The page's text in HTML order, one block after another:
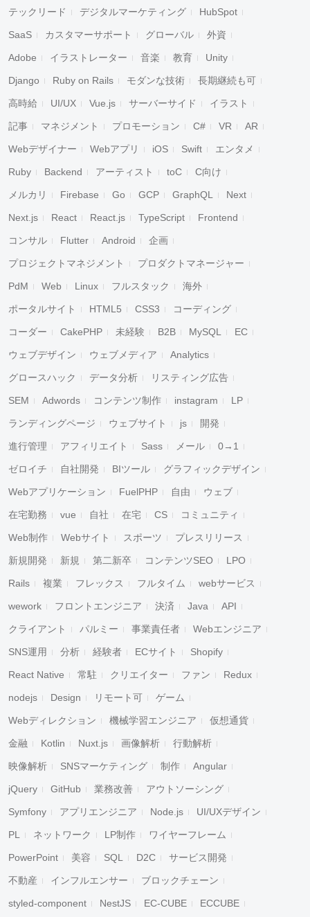
テックリード デジタルマーケティング HubSpot
SaaS カスタマーサポート グローバル 外資
Adobe イラストレーター 音楽 教育 Unity
Django Ruby on Rails モダンな技術 長期継続も可
高時給 UI/UX Vue.js サーバーサイド イラスト
記事 マネジメント プロモーション C# VR AR
Webデザイナー Webアプリ iOS Swift エンタメ
Ruby Backend アーティスト toC C向け
メルカリ Firebase Go GCP GraphQL Next
Next.js React React.js TypeScript Frontend
コンサル Flutter Android 企画
プロジェクトマネジメント プロダクトマネージャー
PdM Web Linux フルスタック 海外
ポータルサイト HTML5 CSS3 コーディング
コーダー CakePHP 未経験 B2B MySQL EC
ウェブデザイン ウェブメディア Analytics
グロースハック データ分析 リスティング広告
SEM Adwords コンテンツ制作 instagram LP
ランディングページ ウェブサイト js 開発
進行管理 アフィリエイト Sass メール 0→1
ゼロイチ 自社開発 BIツール グラフィックデザイン
Webアプリケーション FuelPHP 自由 ウェブ
在宅勤務 vue 自社 在宅 CS コミュニティ
Web制作 Webサイト スポーツ プレスリリース
新規開発 新規 第二新卒 コンテンツSEO LPO
Rails 複業 フレックス フルタイム webサービス
wework フロントエンジニア 決済 Java API
クライアント パルミー 事業責任者 Webエンジニア
SNS運用 分析 経験者 ECサイト Shopify
React Native 常駐 クリエイター ファン Redux
nodejs Design リモート可 ゲーム
Webディレクション 機械学習エンジニア 仮想通貨
金融 Kotlin Nuxt.js 画像解析 行動解析
映像解析 SNSマーケティング 制作 Angular
jQuery GitHub 業務改善 アウトソーシング
Symfony アプリエンジニア Node.js UI/UXデザイン
PL ネットワーク LP制作 ワイヤーフレーム
PowerPoint 美容 SQL D2C サービス開発
不動産 インフルエンサー ブロックチェーン
styled-component NestJS EC-CUBE ECCUBE